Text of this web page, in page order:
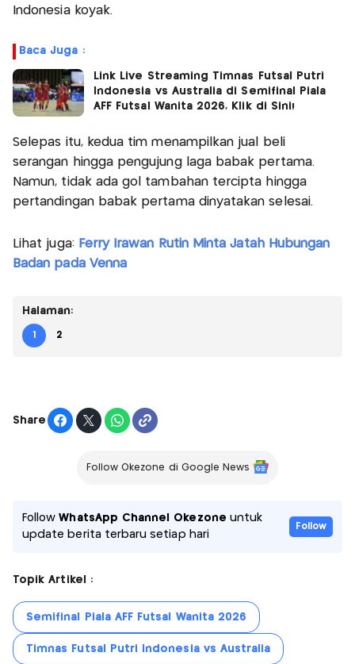
Indonesia koyak.
Baca Juga :
Link Live Streaming Timnas Futsal Putri
Indonesia vs Australia di Semifinal Piala
AFF Futsal Wanita 2026, Klik di Sini!
Selepas itu, kedua tim menampilkan jual beli
serangan hingga pengujung laga babak pertama.
Namun, tidak ada gol tambahan tercipta hingga
pertandingan babak pertama dinyatakan selesai.
Lihat juga: Ferry Irawan Rutin Minta Jatah Hubungan
Badan pada Venna
Halaman:
1 2
Share
Follow Okezone di Google News
FollowWhatsApp Channel Okezone untuk
update berita terbaru setiap hari
Follow
Topik Artikel :
Semifinal Piala AFF Futsal Wanita 2026
Timnas Futsal Putri Indonesia vs Australia